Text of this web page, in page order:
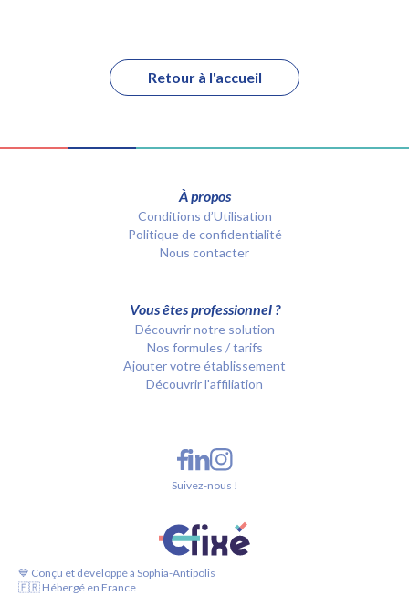
Retour à l'accueil
À propos
Conditions d’Utilisation
Politique de confidentialité
Nous contacter
Vous êtes professionnel ?
Découvrir notre solution
Nos formules / tarifs
Ajouter votre établissement
Découvrir l'affiliation
💙 Conçu et développé à Sophia-Antipolis
🇫🇷 Hébergé en France
Suivez-nous !